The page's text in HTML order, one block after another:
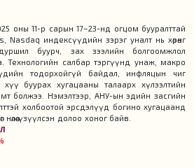
оны 11-р сарын 17–23-нд огцом бууралттай
индексүүдийн зэрэг уналт нь хөрөнгө
буурч, зах зээлийн болгоомжлол
Технологийн салбар тэргүүнд унаж, макро
тодорхойгүй байдал, инфляцын чиг
буурах хугацааны талаарх хүлээлтийн
болжээ. Нэмэлтээр, АНУ-ын эдийн засгийн
холбоотой эрсдэлүүд богино хугацаанд
нөлөө үзүүлсэн долоо хоног байв.